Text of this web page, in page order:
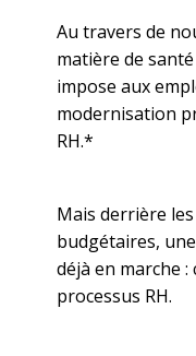
Au travers de
matière de
impose aux
modernisation
RH.*
Mais derrière
budgétaires,
déjà en marche
processus RH.